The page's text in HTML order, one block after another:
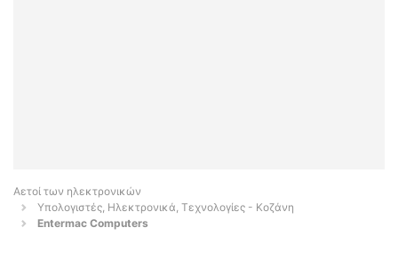
Αετοί των ηλεκτρονικών
Υπολογιστές, Ηλεκτρονικά, Τεχνολογίες - Κοζάνη
Entermac Computers